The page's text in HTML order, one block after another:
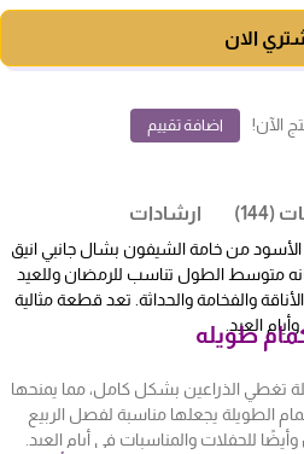
الان
اضافة تقييم
ارشادات
الأسود من خامة الشيفون بشال جانبي انيق
متوسط الطول تناسب للرمضان وللعيد
والفخامة والحداثة. تعد قطعة مثالية
العيد.طويله
تغطي الذراعين بشكل كامل، مما يمنحها
الطويلة يجعلها مناسبة لفصل الربيع
للحفلات والمناسبات في أيام العيد.